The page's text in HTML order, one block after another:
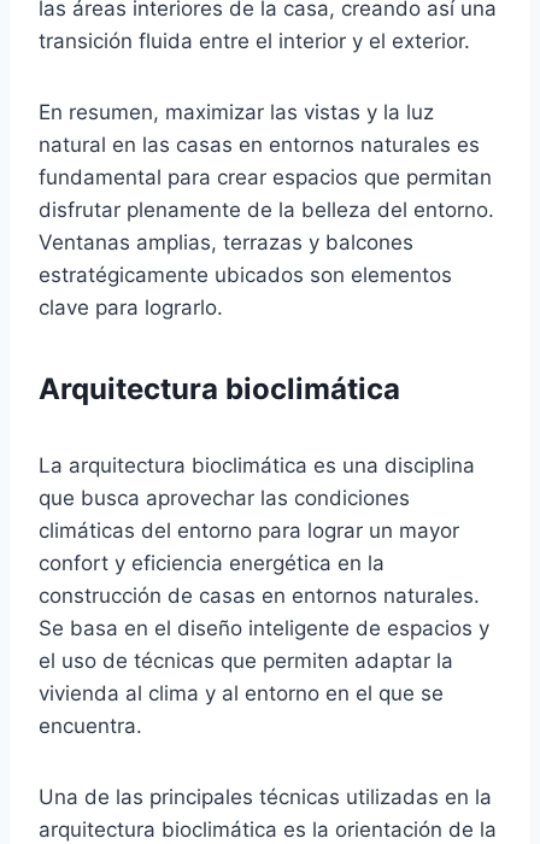
las áreas interiores de la casa, creando así una
transición fluida entre el interior y el exterior.
En resumen, maximizar las vistas y la luz
natural en las casas en entornos naturales es
fundamental para crear espacios que permitan
disfrutar plenamente de la belleza del entorno.
Ventanas amplias, terrazas y balcones
estratégicamente ubicados son elementos
clave para lograrlo.
Arquitectura bioclimática
La arquitectura bioclimática es una disciplina
que busca aprovechar las condiciones
climáticas del entorno para lograr un mayor
confort y eficiencia energética en la
construcción de casas en entornos naturales.
Se basa en el diseño inteligente de espacios y
el uso de técnicas que permiten adaptar la
vivienda al clima y al entorno en el que se
encuentra.
Una de las principales técnicas utilizadas en la
arquitectura bioclimática es la orientación de la